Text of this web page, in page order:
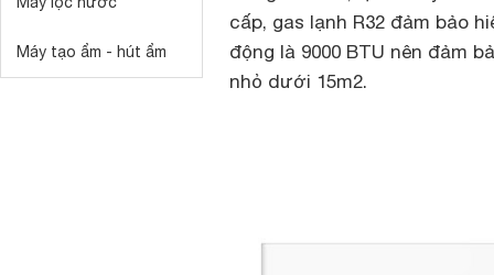
Máy tạo ẩm - hút ẩm
cấp, gas lạnh R32 đảm bảo
động là 9000 BTU nên đảm
nhỏ dưới 15m2.